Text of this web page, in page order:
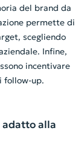
del brand da
permette di
scegliendo
Infine,
incentivare
follow-up.
alla